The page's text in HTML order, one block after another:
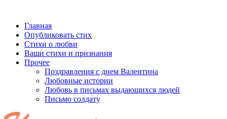
Главная
Опубликовать стих
Стихи о любви
Ваши стихи и признания
Прочее
Поздравления с днем Валентина
Любовные истории
Любовь в письмах выдающихся людей
Письмо солдату